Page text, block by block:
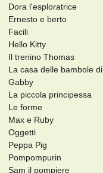
Dora l'esploratrice
Ernesto e berto
Facili
Hello Kitty
Il trenino Thomas
La casa delle bambole di
Gabby
La piccola principessa
Le forme
Max e Ruby
Oggetti
Peppa Pig
Pompompurin
Sam il pompiere